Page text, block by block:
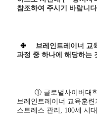
참조하여 주시기 바랍니다
✤
브레인트레이너
과정 중 하나에 해당하는
① 글로벌사이버대
브레인트레이너 교육훈
스트레스 관리, 100세 시